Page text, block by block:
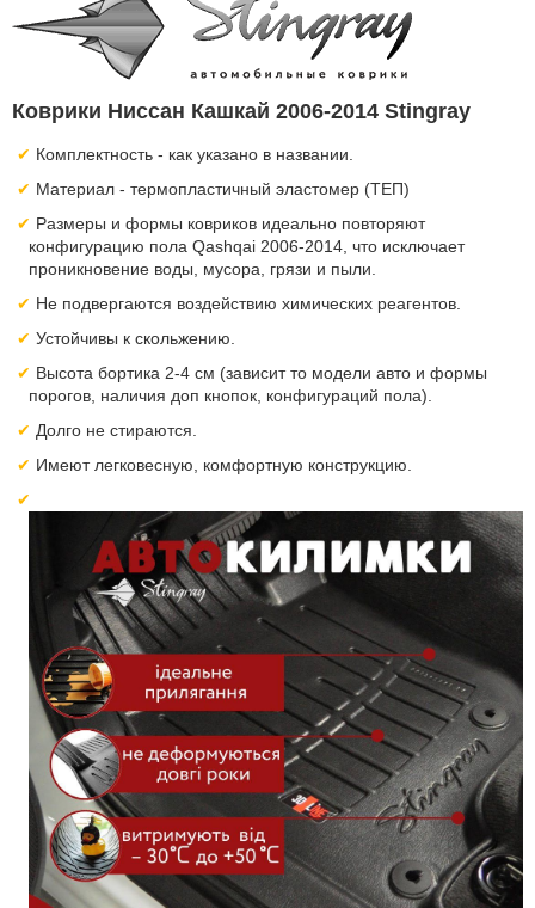
Коврики Ниссан Кашкай 2006-2014 Stingray
Комплектность - как указано в названии.
Материал - термопластичный эластомер (ТЕП)
Размеры и формы ковриков идеально повторяют
конфигурацию пола Qashqai 2006-2014, что исключает
проникновение воды, мусора, грязи и пыли.
Не подвергаются воздействию химических реагентов.
Устойчивы к скольжению.
Высота бортика 2-4 см (зависит то модели авто и формы
порогов, наличия доп кнопок, конфигураций пола).
Долго не стираются.
Имеют легковесную, комфортную конструкцию.